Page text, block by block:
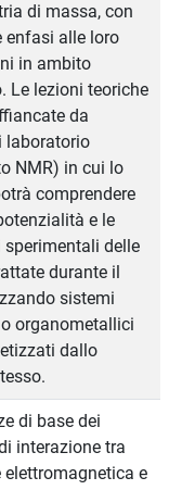
di massa, con
enfasi alle loro
in ambito
Le lezioni teoriche
da
laboratorio
NMR) in cui lo
comprendere
e le
sperimentali delle
durante il
sistemi
organometallici
dallo
di base dei
interazione tra
elettromagnetica e